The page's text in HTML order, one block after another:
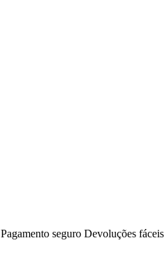
Pagamento seguro Devoluções fáceis